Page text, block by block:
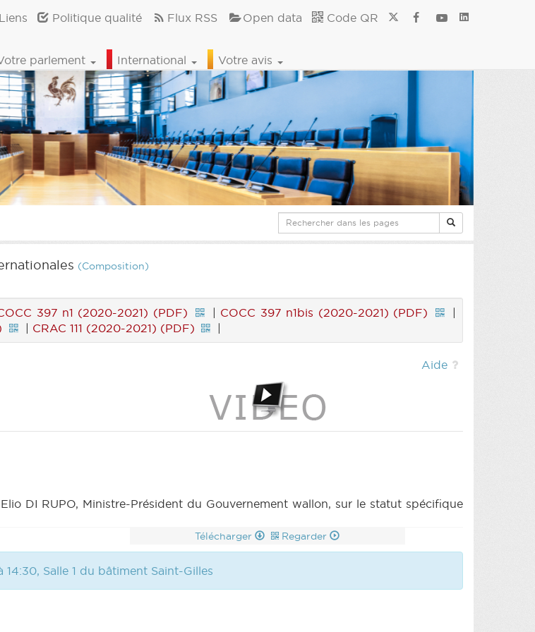
Liens Politique qualité Flux RSS Open data Code QR
parlement International Votre avis
(Composition)
397 n1 (2020-2021) (PDF) | COCC 397 n1bis (2020-2021) (PDF)
|
| CRAC 111 (2020-2021) (PDF) |
Aide
DI RUPO, Ministre-Président du Gouvernement wallon, sur le statut spécifique
Télécharger Regarder
Salle 1 du bâtiment Saint-Gilles